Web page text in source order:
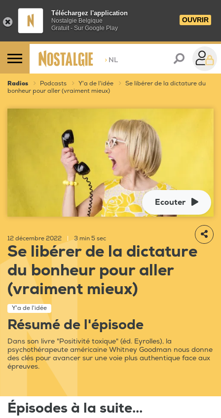
Téléchargez l'application
Nostalgie Belgique
Gratuit - Sur Google Play
OUVRIR
> NL
Radios Podcasts Y'a de l'idée
Se libérer de la dictature du
bonheur pour aller (vraiment mieux)
Ecouter
12 décembre 2022 3 min 5 sec
Se libérer de la dictature
du bonheur pour aller
(vraiment mieux)
Y'a de l'idée
Résumé de l'épisode
Dans son livre "Positivité toxique" (éd. Eyrolles), la
psychothérapeute américaine Whitney Goodman nous donne
des clés pour avancer sur une voie plus authentique face aux
épreuves.
Épisodes à la suite...